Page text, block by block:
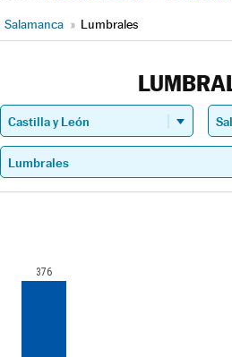
Salamanca » Lumbrales
376